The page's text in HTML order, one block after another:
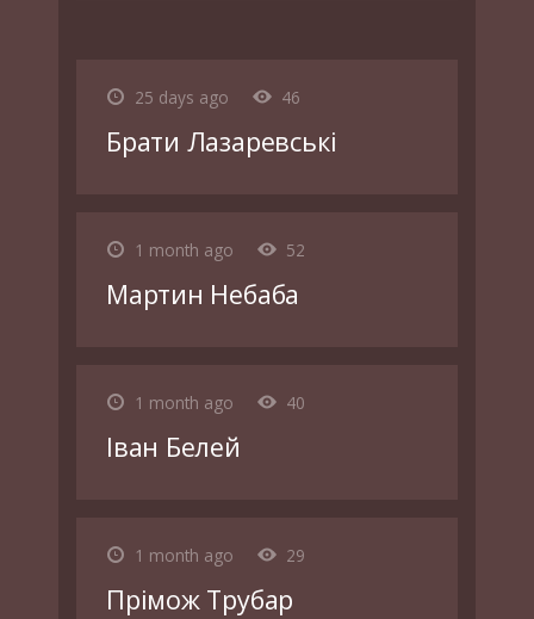
25 days ago 46
Брати Лазаревські
1 month ago 52
Мартин Небаба
1 month ago 40
Іван Белей
1 month ago 29
Прімож Трубар